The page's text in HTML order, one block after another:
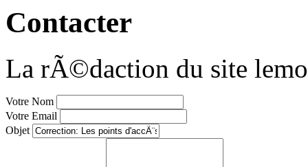
Contacter
La rÃ©daction du site
Votre Nom
Votre Email
Objet